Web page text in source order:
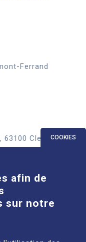
Ferrand
63100 Clermont-
COOKIES
afin de
sur notre